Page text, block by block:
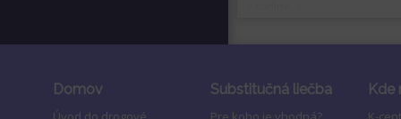
Domov Substitučná liečba Kde